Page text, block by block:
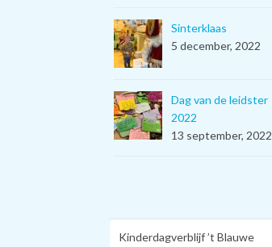
Sinterklaas
5 december, 2022
Dag van de leidster
2022
13 september, 2022
Kinderdagverblijf ’t Blauwe